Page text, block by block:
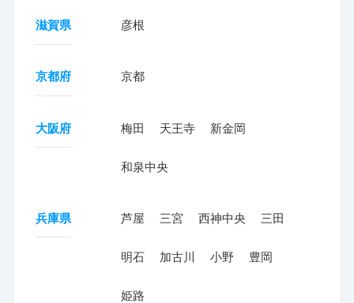
滋賀県 彦根
京都府 京都
大阪府 梅田 天王寺 新金岡
和泉中央
兵庫県 芦屋 三宮 西神中央 三田
明石 加古川 小野 豊岡
姫路